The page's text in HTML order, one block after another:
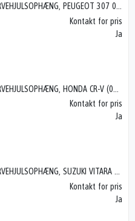
Kontakt for pris
Ja
Kontakt for pris
Ja
Kontakt for pris
Ja